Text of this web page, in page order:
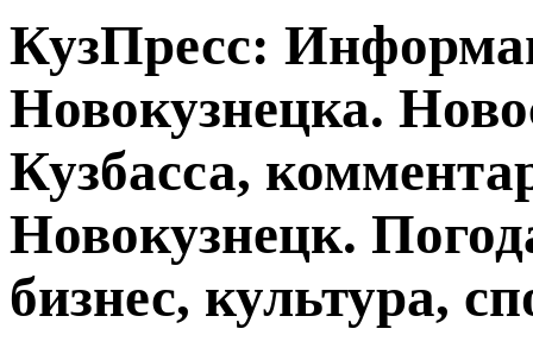
КузПресс:
Новокузнецка.
Кузбасса,
Новокузнецк.
бизнес, культура,